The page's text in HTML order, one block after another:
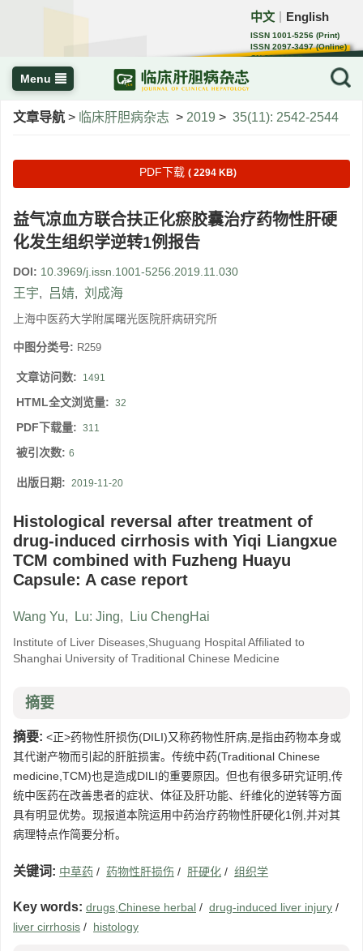
中文 English
ISSN 1001-5256 (Print)
ISSN 2097-3497 (Online)
CN 22-1108/R
Menu
文章导航 > 临床肝胆病杂志 > 2019 > 35(11): 2542-2544
PDF下载 ( 2294 KB)
益气凉血方联合扶正化瘀胶囊治疗药物性肝硬
化发生组织学逆转1例报告
DOI: 10.3969/j.issn.1001-5256.2019.11.030
王宇, 吕婧, 刘成海
上海中医药大学附属曙光医院肝病研究所
中图分类号: R259
文章访问数: 1491
HTML全文浏览量: 32
PDF下载量: 311
被引次数: 6
出版日期: 2019-11-20
Histological reversal after treatment of
drug-induced cirrhosis with Yiqi Liangxue
TCM combined with Fuzheng Huayu
Capsule: A case report
Wang Yu, Lu: Jing, Liu ChengHai
Institute of Liver Diseases,Shuguang Hospital Affiliated to
Shanghai University of Traditional Chinese Medicine
摘要
摘要: <正>药物性肝损伤(DILI)又称药物性肝病,是指由药物本身或
其代谢产物而引起的肝脏损害。传统中药(Traditional Chinese
medicine,TCM)也是造成DILI的重要原因。但也有很多研究证明,传
统中医药在改善患者的症状、体征及肝功能、纤维化的逆转等方面
具有明显优势。现报道本院运用中药治疗药物性肝硬化1例,并对其
病理特点作简要分析。
关键词: 中草药 / 药物性肝损伤 / 肝硬化 / 组织学
Key words: drugs,Chinese herbal / drug-induced liver injury /
liver cirrhosis / histology